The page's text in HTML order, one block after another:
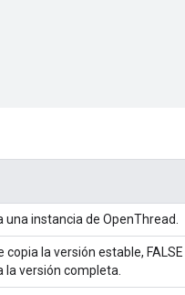
una instancia de OpenThread.
copia la versión estable, FALSE
la versión completa.